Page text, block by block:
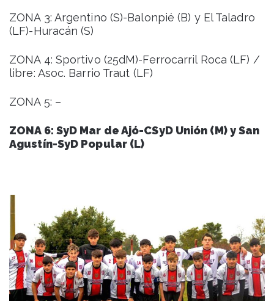
ZONA 3: Argentino (S)-Balonpié (B) y El Taladro
(LF)-Huracán (S)
ZONA 4: Sportivo (25dM)-Ferrocarril Roca (LF) /
libre: Asoc. Barrio Traut (LF)
ZONA 5: –
ZONA 6: SyD Mar de Ajó-CSyD Unión (M) y San
Agustín-SyD Popular (L)